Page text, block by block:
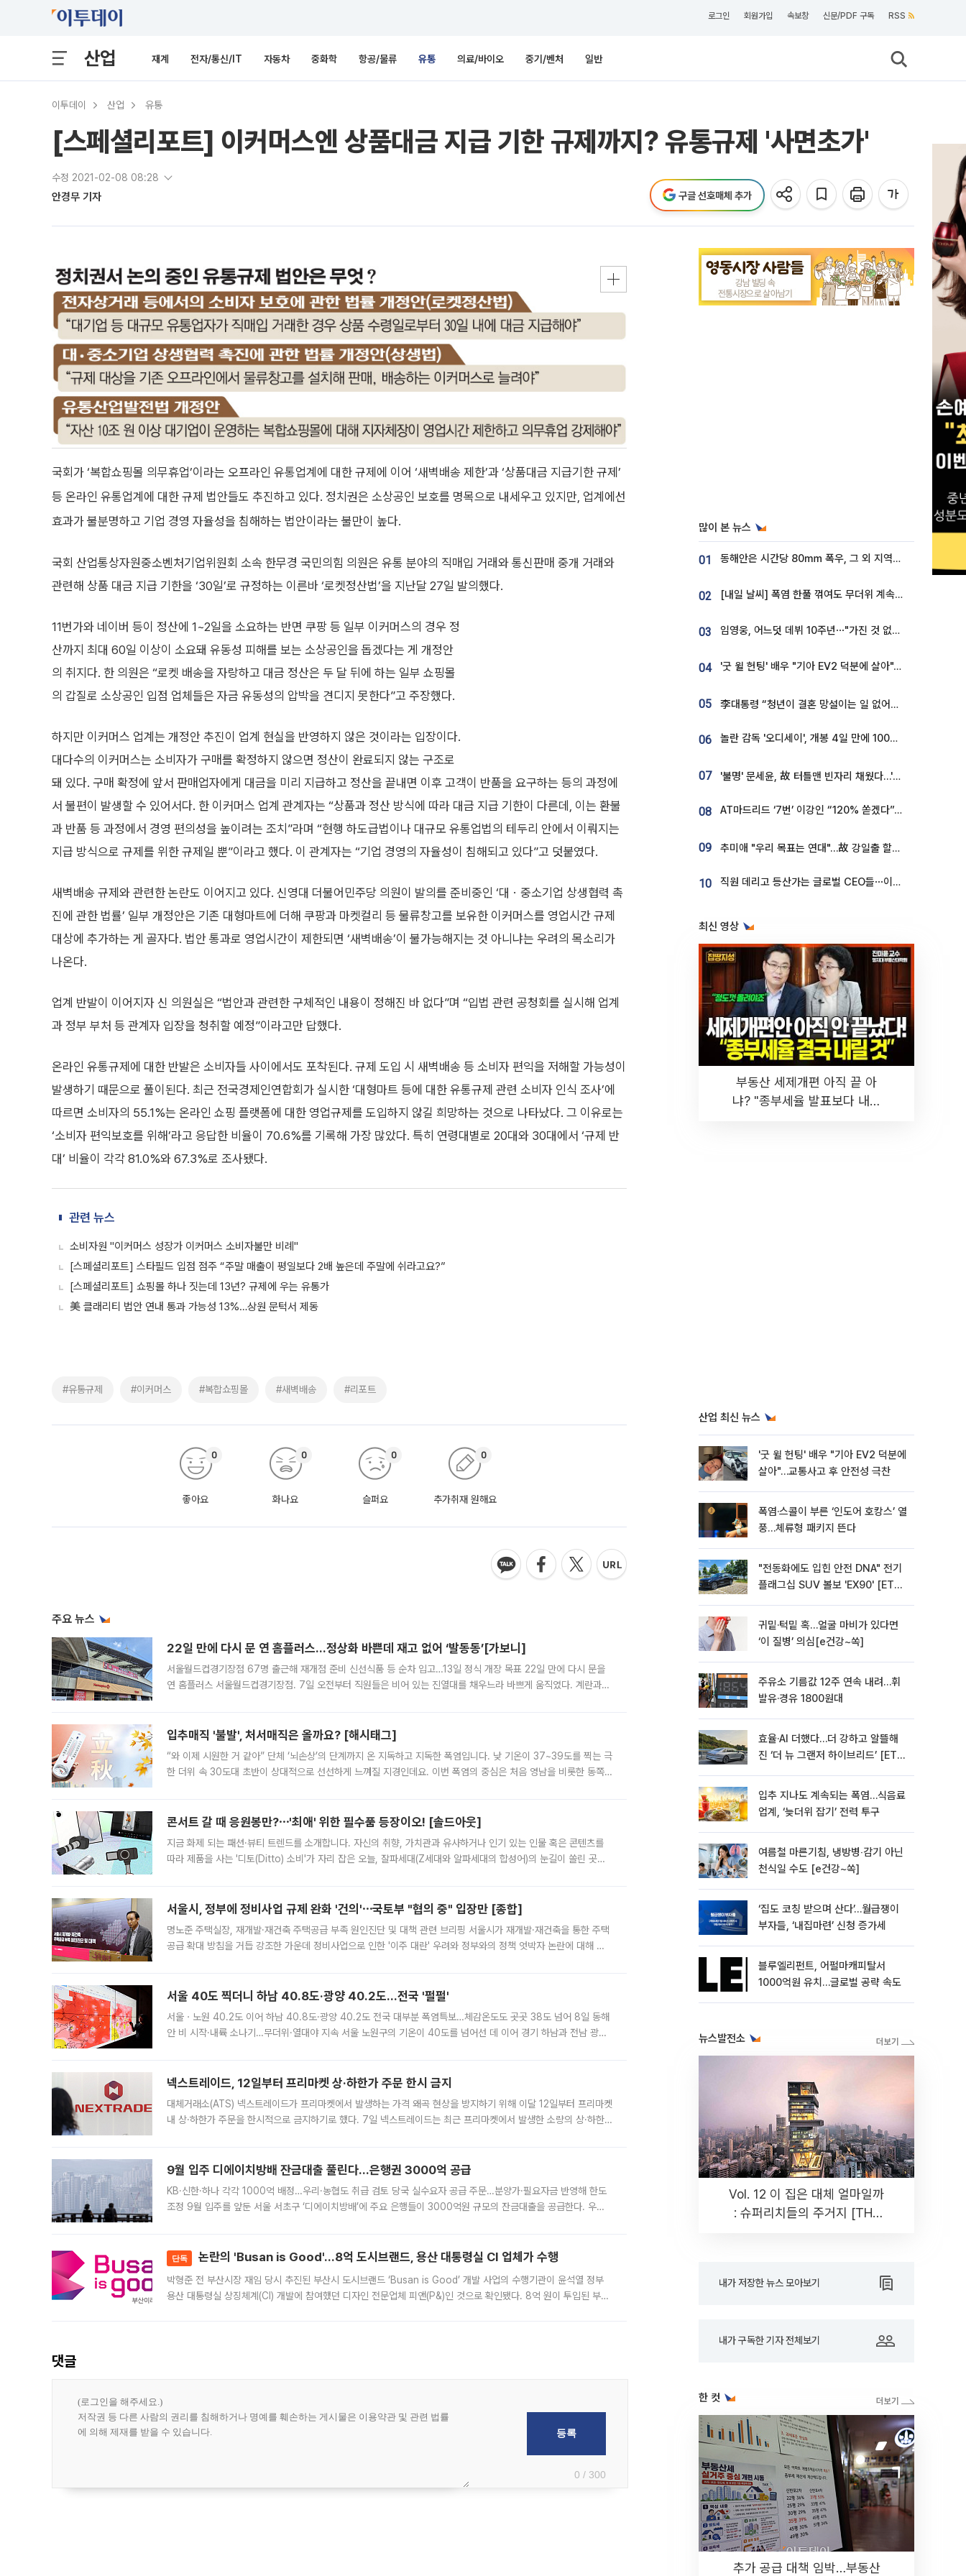
로그인 회원가입 속보창 신문/PDF 구독 RSS
산업 재계 전자/통신/IT 자동차 중화학 항공/물류 유통 의료/바이오 중기/벤처 일반
이투데이 산업 유통
[스페셜리포트] 이커머스엔 상품대금 지급 기한 규제까지? 유통규제 '사면초가'
수정 2021-02-08 08:28
안경무 기자 구글 선호매체 추가
국회가 ‘복합쇼핑몰 의무휴업’이라는 오프라인 유통업계에 대한 규제에 이어 ‘새벽배송 제한’과 ‘상품대금 지급기한 규제’
등 온라인 유통업계에 대한 규제 법안들도 추진하고 있다. 정치권은 소상공인 보호를 명목으로 내세우고 있지만, 업계에선
효과가 불분명하고 기업 경영 자율성을 침해하는 법안이라는 불만이 높다.
국회 산업통상자원중소벤처기업위원회 소속 한무경 국민의힘 의원은 유통 분야의 직매입 거래와 통신판매 중개 거래와
관련해 상품 대금 지급 기한을 ‘30일’로 규정하는 이른바 ‘로켓정산법’을 지난달 27일 발의했다.
11번가와 네이버 등이 정산에 1~2일을 소요하는 반면 쿠팡 등 일부 이커머스의 경우 정
산까지 최대 60일 이상이 소요돼 유동성 피해를 보는 소상공인을 돕겠다는 게 개정안
의 취지다. 한 의원은 “로켓 배송을 자랑하고 대금 정산은 두 달 뒤에 하는 일부 쇼핑몰
의 갑질로 소상공인 입점 업체들은 자금 유동성의 압박을 견디지 못한다”고 주장했다.
하지만 이커머스 업계는 개정안 추진이 업계 현실을 반영하지 않은 것이라는 입장이다.
대다수의 이커머스는 소비자가 구매를 확정하지 않으면 정산이 완료되지 않는 구조로
돼 있다. 구매 확정에 앞서 판매업자에게 대금을 미리 지급하고 정산을 끝내면 이후 고객이 반품을 요구하는 등의 과정에
서 불편이 발생할 수 있어서다. 한 이커머스 업계 관계자는 “상품과 정산 방식에 따라 대금 지급 기한이 다른데, 이는 환불
과 반품 등 과정에서 경영 편의성을 높이려는 조치”라며 “현행 하도급법이나 대규모 유통업법의 테두리 안에서 이뤄지는
지급 방식으로 규제를 위한 규제일 뿐”이라고 했다. 이 관계자는 “기업 경영의 자율성이 침해되고 있다”고 덧붙였다.
새벽배송 규제와 관련한 논란도 이어지고 있다. 신영대 더불어민주당 의원이 발의를 준비중인 ‘대ㆍ중소기업 상생협력 촉
진에 관한 법률’ 일부 개정안은 기존 대형마트에 더해 쿠팡과 마켓컬리 등 물류창고를 보유한 이커머스를 영업시간 규제
대상에 추가하는 게 골자다. 법안 통과로 영업시간이 제한되면 ‘새벽배송’이 불가능해지는 것 아니냐는 우려의 목소리가
나온다.
업계 반발이 이어지자 신 의원실은 “법안과 관련한 구체적인 내용이 정해진 바 없다”며 “입법 관련 공청회를 실시해 업계
과 정부 부처 등 관계자 입장을 청취할 예정”이라고만 답했다.
온라인 유통규제에 대한 반발은 소비자들 사이에서도 포착된다. 규제 도입 시 새벽배송 등 소비자 편익을 저해할 가능성이
발생하기 때문으로 풀이된다. 최근 전국경제인연합회가 실시한 ‘대형마트 등에 대한 유통규제 관련 소비자 인식 조사’에
따르면 소비자의 55.1%는 온라인 쇼핑 플랫폼에 대한 영업규제를 도입하지 않길 희망하는 것으로 나타났다. 그 이유로는
‘소비자 편익보호를 위해’라고 응답한 비율이 70.6%를 기록해 가장 많았다. 특히 연령대별로 20대와 30대에서 ‘규제 반
대’ 비율이 각각 81.0%와 67.3%로 조사됐다.
관련 뉴스
소비자원 "이커머스 성장가 이커머스 소비자불만 비례"
[스페셜리포트] 스타필드 입점 점주 “주말 매출이 평일보다 2배 높은데 주말에 쉬라고요?”
[스페셜리포트] 쇼핑몰 하나 짓는데 13년? 규제에 우는 유통가
美 클래리티 법안 연내 통과 가능성 13%…상원 문턱서 제동
#유통규제 #이커머스 #복합쇼핑몰 #새벽배송 #리포트
좋아요
0
화나요
0
슬퍼요
0
추가취재 원해요
0
주요 뉴스
22일 만에 다시 문 연 홈플러스…정상화 바쁜데 재고 없어 ‘발동동’[가보니]
서울월드컵경기장점 67명 출근해 재개점 준비 신선식품 등 순차 입고…13일 정식 개장 목표 22일 만에 다시 문을
연 홈플러스 서울월드컵경기장점. 7일 오전부터 직원들은 비어 있는 진열대를 채우느라 바쁘게 움직였다. 계란과
입추매직 '불발', 처서매직은 올까요? [해시태그]
“와 이제 시원한 거 같아” 단체 ‘뇌손상’의 단계까지 온 지독하고 지독한 폭염입니다. 낮 기온이 37~39도를 찍는 극
한 더위 속 30도대 초반이 상대적으로 선선하게 느껴질 지경인데요. 이번 폭염의 중심은 처음 영남을 비롯한 동쪽
콘서트 갈 때 응원봉만?⋯'최애' 위한 필수품 등장이오! [솔드아웃]
지금 화제 되는 패션·뷰티 트렌드를 소개합니다. 자신의 취향, 가치관과 유사하거나 인기 있는 인물 혹은 콘텐츠를
따라 제품을 사는 '디토(Ditto) 소비'가 자리 잡은 오늘, 잘파세대(Z세대와 알파세대의 합성어)의 눈길이 쏠린 곳은
서울시, 정부에 정비사업 규제 완화 '건의'⋯국토부 "협의 중" 입장만 [종합]
명노준 주택실장, 재개발·재건축 주택공급 부족 원인진단 및 대책 관련 브리핑 서울시가 재개발·재건축을 통한 주택
공급 확대 방침을 거듭 강조한 가운데 정비사업으로 인한 '이주 대란' 우려와 정부와의 정책 엇박자 논란에 대해 정
서울 40도 찍더니 하남 40.8도·광양 40.2도…전국 '펄펄'
서울ㆍ노원 40.2도 이어 하남 40.8도·광양 40.2도 전국 대부분 폭염특보…체감온도도 곳곳 38도 넘어 8일 동해
안 비 시작·내륙 소나기…무더위·열대야 지속 서울 노원구의 기온이 40도를 넘어선 데 이어 경기 하남과 전남 광양
넥스트레이드, 12일부터 프리마켓 상·하한가 주문 한시 금지
대체거래소(ATS) 넥스트레이드가 프리마켓에서 발생하는 가격 왜곡 현상을 방지하기 위해 이달 12일부터 프리마켓
내 상·하한가 주문을 한시적으로 금지하기로 했다. 7일 넥스트레이드는 최근 프리마켓에서 발생한 소량의 상·하한
9월 입주 디에이치방배 잔금대출 풀린다…은행권 3000억 공급
KB·신한·하나 각각 1000억 배정…우리·농협도 취급 검토 당국 실수요자 공급 주문…분양가·필요자금 반영해 한도
조정 9월 입주를 앞둔 서울 서초구 ‘디에이치방배’에 주요 은행들이 3000억원 규모의 잔금대출을 공급한다. 우리
단독 논란의 'Busan is Good'…8억 도시브랜드, 용산 대통령실 CI 업체가 수행
박형준 전 부산시장 재임 당시 추진된 부산시 도시브랜드 ‘Busan is Good’ 개발 사업의 수행기관이 윤석열 정부
용산 대통령실 상징체계(CI) 개발에 참여했던 디자인 전문업체 피앤(P&)인 것으로 확인됐다. 8억 원이 투입된 부산
댓글
0 / 300
많이 본 뉴스
01 동해안은 시간당 80㎜ 폭우, 그 외 지역은 폭염…‘극과 극 날씨’
02 [내일 날씨] 폭염 한풀 꺾여도 무더위 계속⋯동해안 이틀 연속 비
03 임영웅, 어느덧 데뷔 10주년⋯"가진 것 없던 시절, 내 앞엔 20명의 팬뿐"
04 '굿 윌 헌팅' 배우 "기아 EV2 덕분에 살아"…교통사고 후 안전성 극찬
05 李대통령 “청년이 결혼 망설이는 일 없어야...제도상 불이익 조사”
06 놀란 감독 '오디세이', 개봉 4일 만에 100만 돌파⋯'왕사남' 보다 빠르다
07 '불명' 문세윤, 故 터틀맨 빈자리 채웠다…'거북이' 눈물의 최종 우승
08 AT마드리드 ‘7번’ 이강인 “120% 쏟겠다”⋯시메오네 감독 “필요한 선수”
09 추미애 "우리 목표는 연대"…故 강일출 할머니 흉상 제막
10 직원 데리고 등산가는 글로벌 CEO들⋯이유 있었네
최신 영상
부동산 세제개편 아직 끝 아
냐? "종부세율 발표보다 내릴
산업 최신 뉴스
'굿 윌 헌팅' 배우 "기아 EV2 덕분에
살아"…교통사고 후 안전성 극찬
폭염·스콜이 부른 ‘인도어 호캉스’ 열
풍…체류형 패키지 뜬다
"전동화에도 입힌 안전 DNA" 전기
플래그십 SUV 볼보 'EX90' [ET의
귀밑·턱밑 혹…얼굴 마비가 있다면
‘이 질병’ 의심[e건강~쏙]
주유소 기름값 12주 연속 내려…휘
발유·경유 1800원대
효율·AI 더했다…더 강하고 알뜰해
진 ‘더 뉴 그랜저 하이브리드’ [ET의
입추 지나도 계속되는 폭염…식음료
업계, ‘늦더위 잡기’ 전력 투구
여름철 마른기침, 냉방병‧감기 아닌
천식일 수도 [e건강~쏙]
‘집도 코칭 받으며 산다’…월급쟁이
부자들, ‘내집마련’ 신청 증가세
블루엘리펀트, 어펄마캐피탈서
1000억원 유치…글로벌 공략 속도
뉴스발전소
Vol. 12 이 집은 대체 얼마일까
: 슈퍼리치들의 주거지 [THE
내가 저장한 뉴스 모아보기
내가 구독한 기자 전체보기
한 컷
추가 공급 대책 임박…부동산